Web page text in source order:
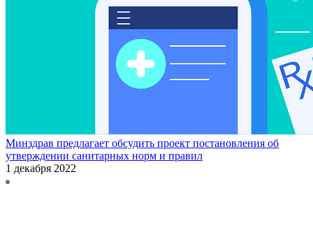
Минздрав предлагает обсудить проект постановления об
утверждении санитарных норм и правил
1 декабря 2022